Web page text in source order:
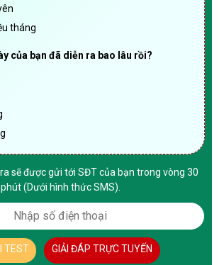
tháng
của bạn đã diễn ra bao lâu rồi?
sẽ được gửi tới SĐT của bạn trong vòng 30
phút (Dưới hình thức SMS).
TEST GIẢI ĐÁP TRỰC TUYẾN